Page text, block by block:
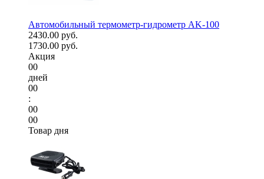
Автомобильный термометр-гидрометр AK-100
2430.00 руб.
1730.00 руб.
Акция
00
дней
00
:
00
00
Товар дня